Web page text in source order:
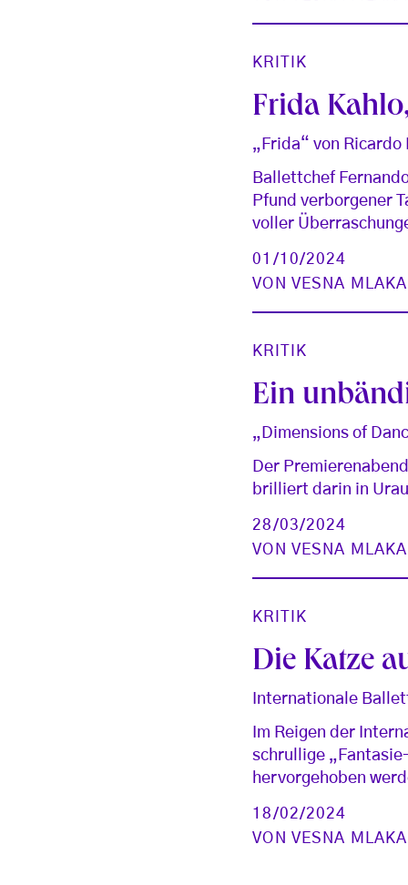
KRITIK
Frida
„Frida“ von
Ballettchef
Pfund verborgener
voller
01/10/2024
VON VESNA
KRITIK
Ein
„Dimensions of
Der
brilliert darin in
28/03/2024
VON VESNA
KRITIK
Die Katze
Internationale
Im Reigen der
schrullige
hervorgehoben
18/02/2024
VON VESNA